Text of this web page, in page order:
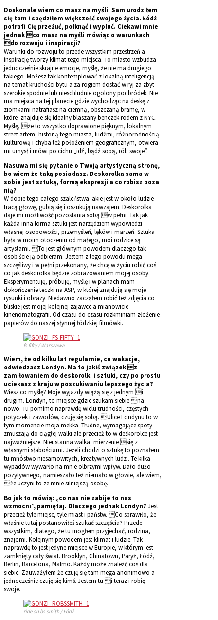
Doskonale wiem co masz na myśli. Sam urodziłem
się tam i spędziłem większość swojego życia. Łódź
potrafi Cię przeżuć, połknąć i wypluć. Ciekawi mnie
jednak co masz na myśli mówiąc o warunkach
do rozwoju i inspiracji?
Warunki do rozwoju to przede wszystkim przestrzeń a
inspirację tworzy klimat tego miejsca. To miasto wzbudza
jednocześnie skrajne emocje, myślę, że nie ma drugiego
takiego. Możesz tak kontemplować z lokalną inteligencją
na temat kruchości bytu a za rogiem dostać w ryj za zbyt
szerokie spodnie lub nieschludnie ogolony podbródek. Nie
ma miejsca na tej planecie gdzie wychodząc na deskę z
ziomkami natrafiasz na ciemną, obszczaną bramę, w
której znajduje się idealny blaszany benczek rodem z NYC.
Myślę, że to wszystko doprawione pięknym, lokalnym
street artem, historią tego miasta, ludźmi, różnorodnością
kulturową i chyba też położeniem geograficznym, otwiera
mi umysł i mówi po cichu „idź, bądź sobą, rób swoje”.
Nasuwa mi się pytanie o Twoją artystyczną stronę,
bo wiem że taką posiadasz. Deskorolka sama w
sobie jest sztuką, formą ekspresji a co robisz poza
nią?
W dobie tego całego szaleństwa jakie jest w około ludzie
tracą głowę, gubią się i oszukują nawzajem. Deskorolka
daje mi możliwość pozostania sobą w pełni. Tak jak
każda inna forma sztuki jest narzędziem wypowiedzi
własnej osobowości, przemyśleń, lęków i marzeń. Sztuka
była w moim otoczeniu od małego, moi rodzice są
artystami. To jest głównym powodem dlaczego tak
osobiście ją odbieram. Jestem z tego powodu mega
szczęśliwy i w pełni przekonany, że chcę w życiu robić coś
co jak deskorolka będzie zobrazowaniem mojej osoby.
Eksperymentuję, próbuję, myślę i w planach mam
dokończenie teczki na ASP, w której znajdują się moje
rysunki i obrazy. Niedawno zacząłem robić też zdjęcia co
bliskie jest mojej kolejnej zajawce a mianowicie
kinenomatografii. Od czasu do czasu rozkminiam złożenie
papierów do naszej słynnej łódzkiej filmówki.
fs fifty / Warszawa
Wiem, że od kilku lat regularnie, co wakacje,
odwiedzasz Londyn. Ma to jakiś związek z
zamiłowaniem do deskorolki i sztuki, czy po prostu
uciekasz z kraju w poszukiwaniu lepszego życia?
Wiesz co myślę? Moje wyjazdy wiążą się z jednym i
drugim. Londyn, to miejsce gdzie szukam siebie na
nowo. Tu pomimo naprawdę wielu trudności, częstych
potyczek i zawodów, czuję się sobą. Ulice Londynu to w
tym momencie moja mekka. Trudne, wymagające spoty
zmuszają do ciągłej walki ale przecież to w deskorolce jest
najważniejsze. Nieustanna walka, mierzenie się z
własnymi słabościami. Jeżeli chodzi o sztukę to poznałem
tu mnóstwo niesamowitych, kreatywnych ludzi. Te kilka
wypadów wywarło na mnie olbrzymi wpływ. Dało dużo
pozytywnego, namieszało też niemało w głowie, ale wiem,
że uczyni to ze mnie silniejszą osobę.
Bo jak to mówią: „co nas nie zabije to nas
wzmocni”, pamiętaj. Dlaczego jednak Londyn? Jest
przecież tyle miejsc, tyle miast i państw. Co sprawiło, że
właśnie tutaj postanowiłeś szukać szczęścia? Przede
wszystkim, dlatego, że tu mogłem przyjechać, rodzina,
znajomi. Kolejnym powodem jest klimat i ludzie. Tak
naprawdę to jest jedyne miejsce w Europie, w którym jest
zamknięty cały świat. Brooklyn, Chinatown, Paryż, Łódź,
Berlin, Barcelona, Malmo. Każdy może znaleźć coś dla
siebie. Zauważyłem że czuję się tam mega anonimowo a
jednocześnie czuję się kimś. Jestem tu i teraz i robię
swoje.
ride on bs smith / Łódź